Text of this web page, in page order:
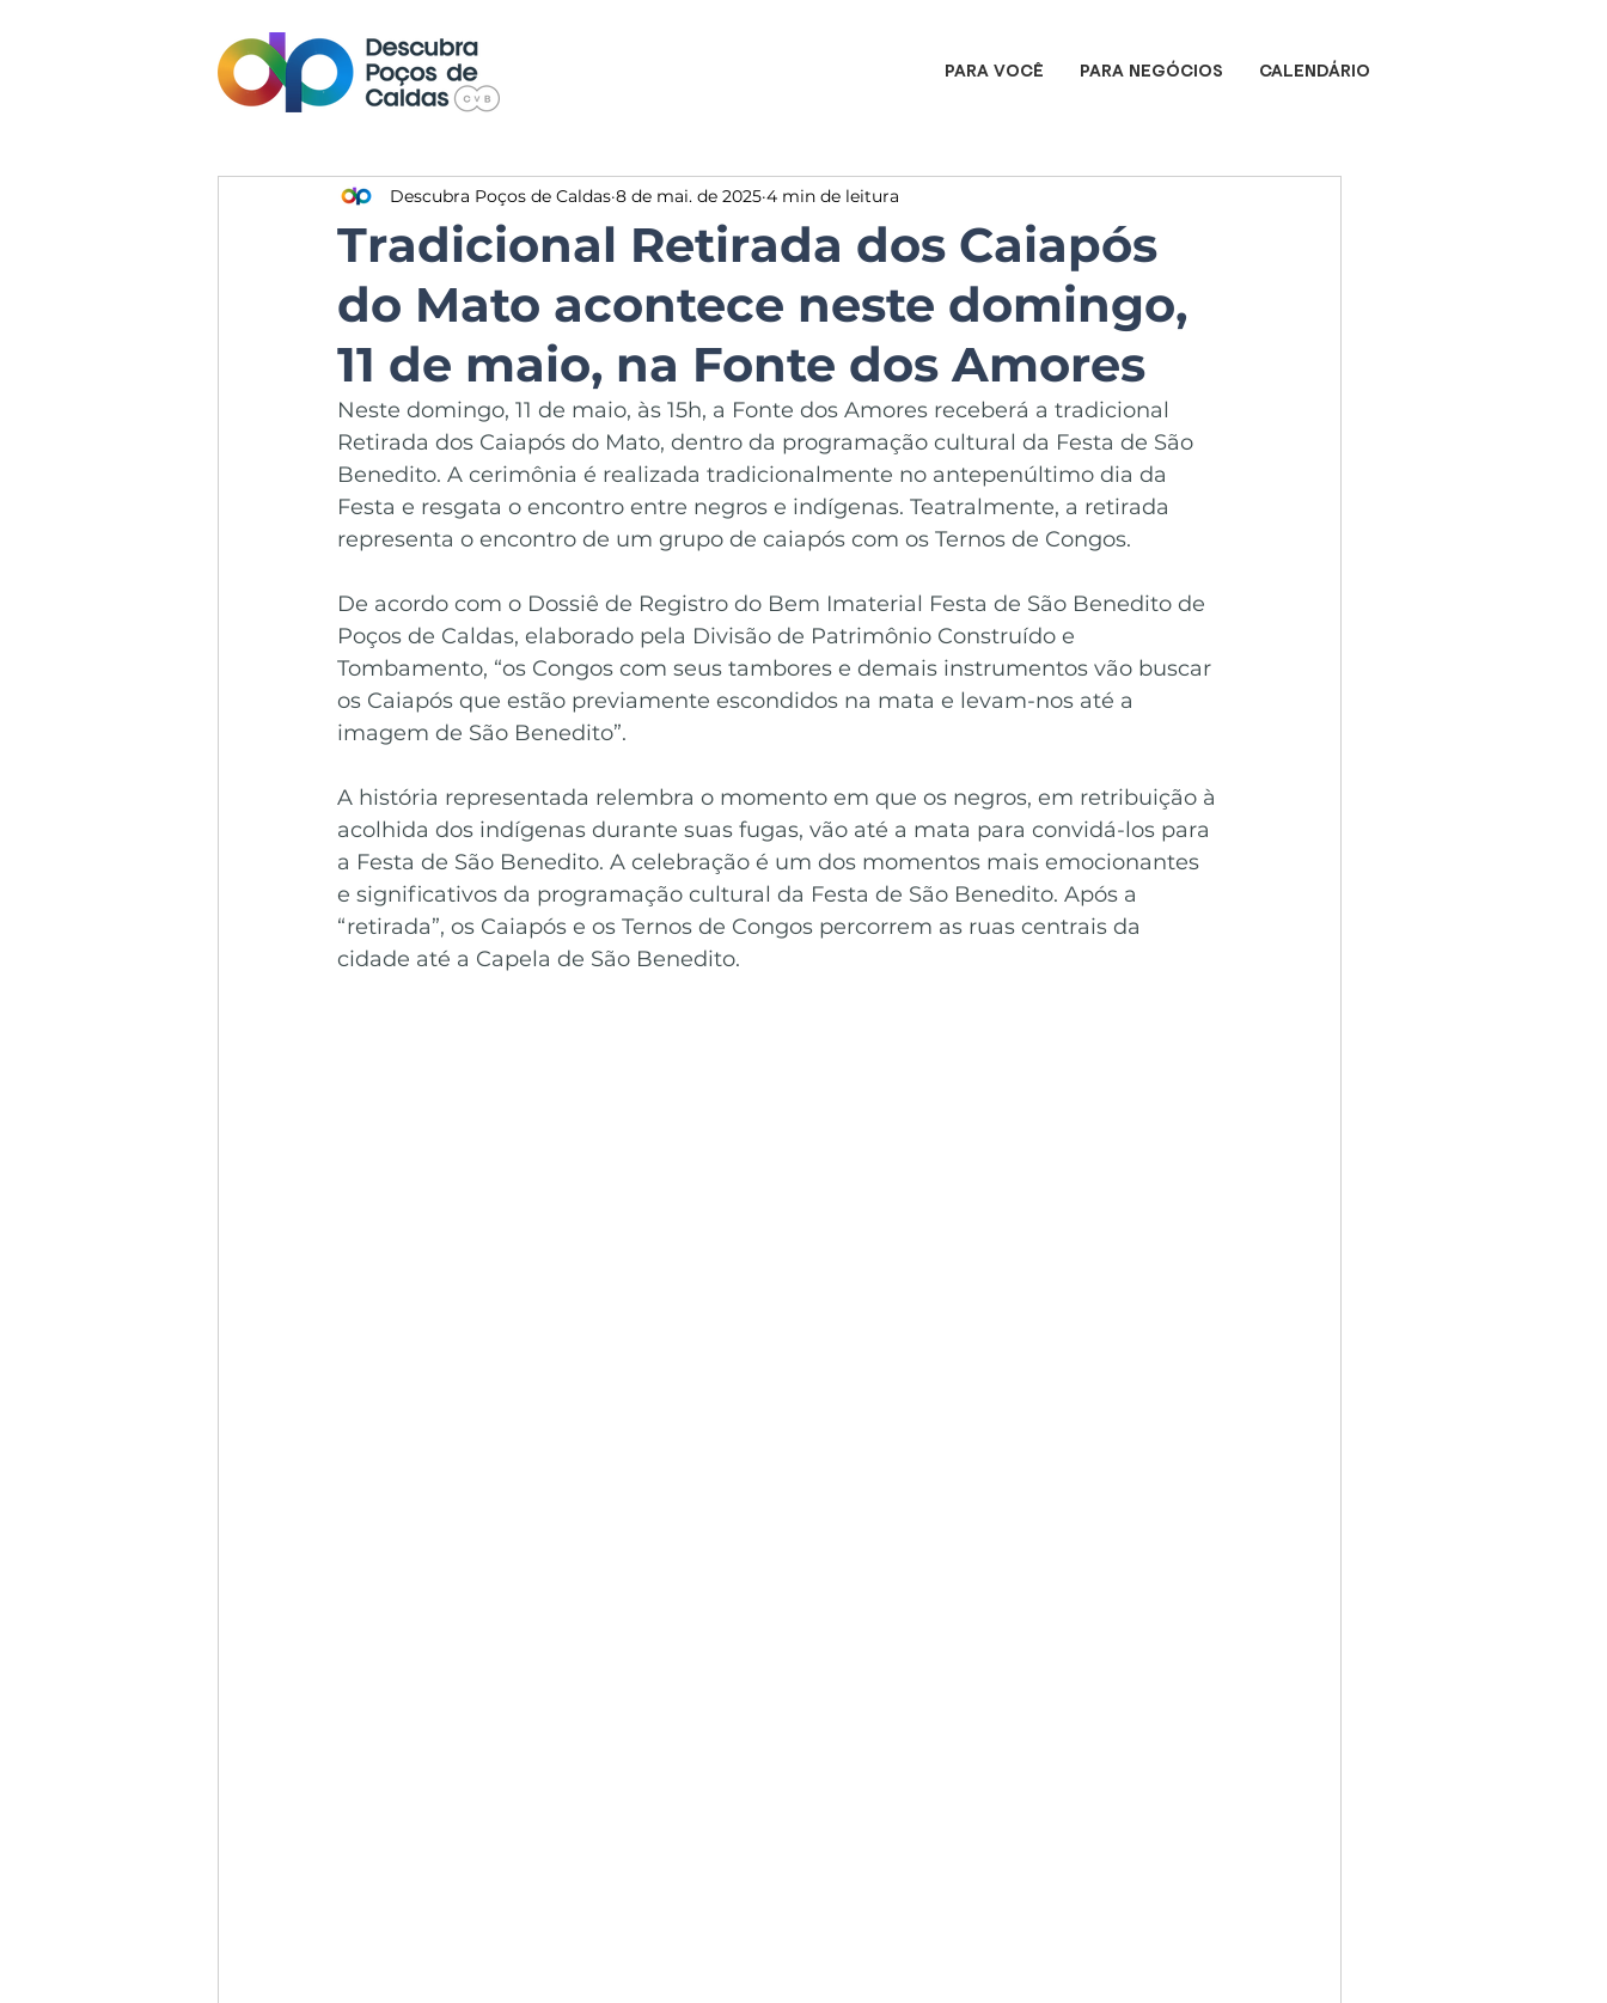
PARA VOCÊ PARA NEGÓCIOS CALENDÁRIO
Tradicional Retirada dos Caiapós
do Mato acontece neste domingo,
11 de maio, na Fonte dos Amores
Descubra Poços de Caldas 8 de mai. de 2025 4 min de leitura
Neste domingo, 11 de maio, às 15h, a Fonte dos Amores receberá a tradicional
Retirada dos Caiapós do Mato, dentro da programação cultural da Festa de São
Benedito. A cerimônia é realizada tradicionalmente no antepenúltimo dia da
Festa e resgata o encontro entre negros e indígenas. Teatralmente, a retirada
representa o encontro de um grupo de caiapós com os Ternos de Congos.
De acordo com o Dossiê de Registro do Bem Imaterial Festa de São Benedito de
Poços de Caldas, elaborado pela Divisão de Patrimônio Construído e
Tombamento, “os Congos com seus tambores e demais instrumentos vão buscar
os Caiapós que estão previamente escondidos na mata e levam-nos até a
imagem de São Benedito”.
A história representada relembra o momento em que os negros, em retribuição à
acolhida dos indígenas durante suas fugas, vão até a mata para convidá-los para
a Festa de São Benedito. A celebração é um dos momentos mais emocionantes
e significativos da programação cultural da Festa de São Benedito. Após a
“retirada”, os Caiapós e os Ternos de Congos percorrem as ruas centrais da
cidade até a Capela de São Benedito.